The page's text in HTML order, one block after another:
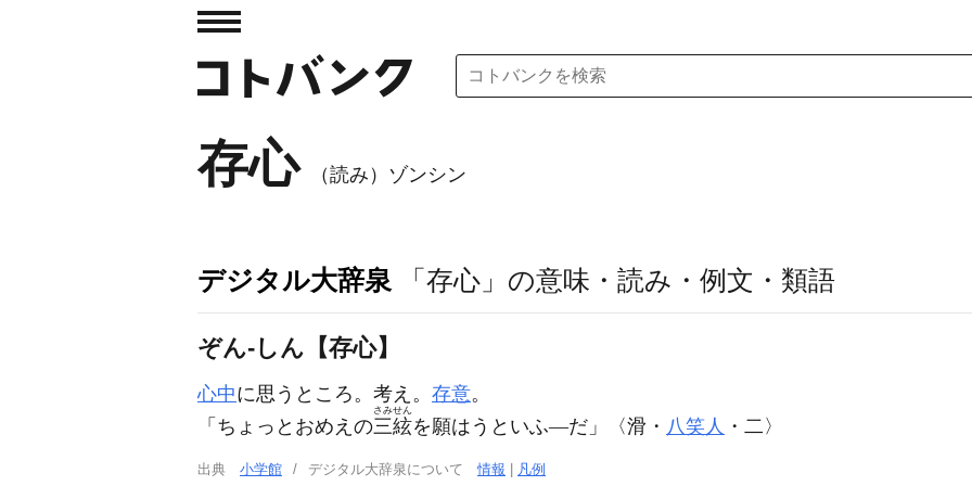
存心 （読み）ゾンシン
デジタル大辞泉 「存心」の意味・読み・例文・類語
ぞん‐しん【存心】
心中に思うところ。考え。 存意。
「ちょっとおめえの三絃
さみせん
を願はうといふ―だ」〈滑・ 八笑人 ・二〉
出典 小学館 デジタル大辞泉について情報 凡例